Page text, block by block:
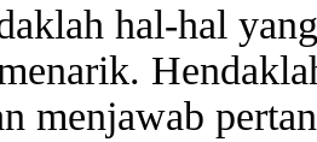
hal-hal
menjawab